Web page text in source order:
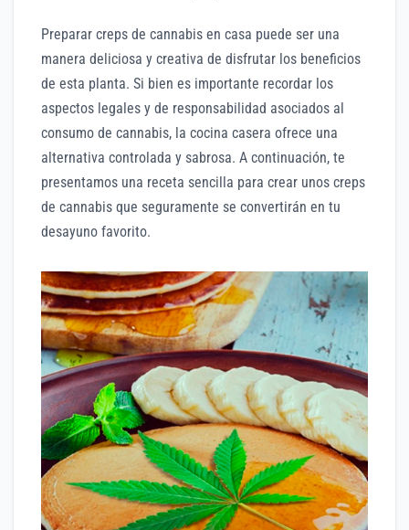
Preparar creps de cannabis en casa puede ser una
manera deliciosa y creativa de disfrutar los beneficios
de esta planta. Si bien es importante recordar los
aspectos legales y de responsabilidad asociados al
consumo de cannabis, la cocina casera ofrece una
alternativa controlada y sabrosa. A continuación, te
presentamos una receta sencilla para crear unos creps
de cannabis que seguramente se convertirán en tu
desayuno favorito.